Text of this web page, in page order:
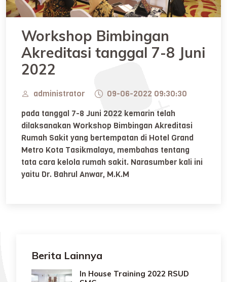
Workshop Bimbingan
Akreditasi tanggal 7-8 Juni
2022
administrator
09-06-2022 09:30:30
pada tanggal 7-8 Juni 2022 kemarin telah
dilaksanakan Workshop Bimbingan Akreditasi
Rumah Sakit yang bertempatan di Hotel Grand
Metro Kota Tasikmalaya, membahas tentang
tata cara kelola rumah sakit. Narasumber kali ini
yaitu Dr. Bahrul Anwar, M.K.M
Berita Lainnya
In House Training 2022 RSUD